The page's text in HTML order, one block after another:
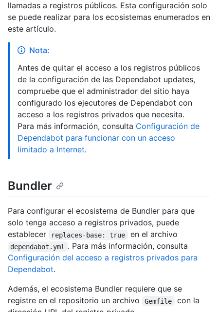
llamadas a registros públicos. Esta configuración solo
se puede realizar para los ecosistemas enumerados en
este artículo.
Nota:
Antes de quitar el acceso a los registros públicos
de la configuración de las Dependabot updates,
compruebe que el administrador del sitio haya
configurado los ejecutores de Dependabot con
acceso a los registros privados que necesita.
Para más información, consulta Configuración de
Dependabot para funcionar con un acceso
limitado a Internet.
Bundler
Para configurar el ecosistema de Bundler para que
solo tenga acceso a registros privados, puede
establecer
replaces-base: true en el archivo
dependabot.yml
. Para más información, consulta
Configuración del acceso a registros privados para
Dependabot.
Además, el ecosistema Bundler requiere que se
registre en el repositorio un archivo
Gemfile
con la